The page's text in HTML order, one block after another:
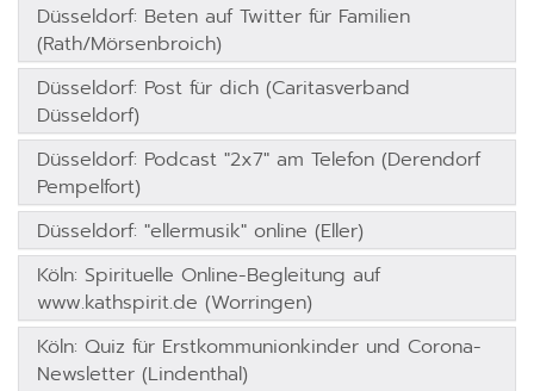
Düsseldorf: Beten auf Twitter für Familien
(Rath/Mörsenbroich)
Düsseldorf: Post für dich (Caritasverband
Düsseldorf)
Düsseldorf: Podcast "2x7" am Telefon (Derendorf
Pempelfort)
Düsseldorf: "ellermusik" online (Eller)
Köln: Spirituelle Online-Begleitung auf
www.kathspirit.de (Worringen)
Köln: Quiz für Erstkommunionkinder und Corona-
Newsletter (Lindenthal)